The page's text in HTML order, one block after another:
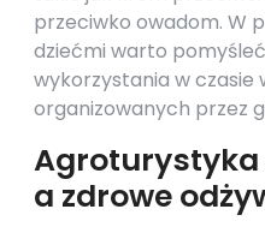
przeciwko owadom. W
dziećmi warto
wykorzystania w czasie
organizowanych przez
Agroturystyka
a zdrowe